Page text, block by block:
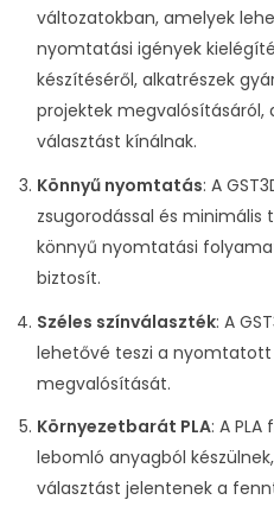
változatokban, amelyek
nyomtatási igények
készítéséről, alkatrészek
projektek megvalósításáról,
választást kínálnak.
Könnyű nyomtatás: A
zsugorodással és minimális
könnyű nyomtatási
biztosít.
Széles színválaszték: A
lehetővé teszi a nyomtatott
megvalósítását.
Környezetbarát PLA: A
lebomló anyagból
választást jelentenek a